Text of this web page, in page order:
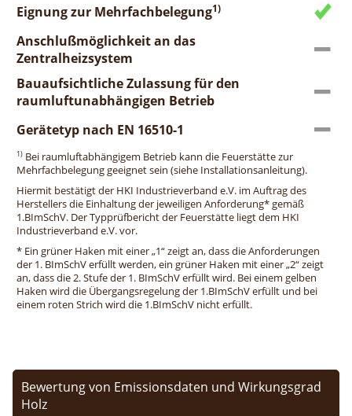
Eignung zur Mehrfachbelegung1)
Anschlußmöglichkeit an das
Zentralheizsystem
Bauaufsichtliche Zulassung für den
raumluftunabhängigen Betrieb
Gerätetyp nach EN 16510-1
1) Bei raumluftabhängigem Betrieb kann die Feuerstätte zur
Mehrfachbelegung geeignet sein (siehe Installationsanleitung).
Hiermit bestätigt der HKI Industrieverband e.V. im Auftrag des
Herstellers die Einhaltung der jeweiligen Anforderung* gemäß
1.BImSchV. Der Typprüfbericht der Feuerstätte liegt dem HKI
Industrieverband e.V. vor.
* Ein grüner Haken mit einer „1“ zeigt an, dass die Anforderungen
der 1. BImSchV erfüllt werden, ein grüner Haken mit einer „2“ zeigt
an, dass die 2. Stufe der 1. BImSchV erfüllt wird. Bei einem gelben
Haken wird die Übergangsregelung der 1.BImSchV erfüllt und bei
einem roten Strich wird die 1.BImSchV nicht erfüllt.
Bewertung von Emissionsdaten und Wirkungsgrad
Holz